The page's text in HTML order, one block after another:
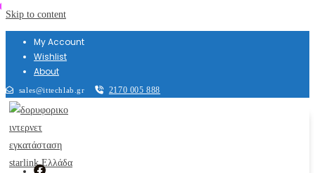
Skip to content
My Account
Wishlist
About
sales@ittechlab.gr 2170 005 888